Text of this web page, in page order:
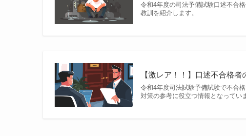
令和4年度の司法予備試験口述不合
教訓を紹介します。
【激レア！！】口述不合格
令和4年度司法試験予備試験で不合
対策の参考に役立つ情報となってい